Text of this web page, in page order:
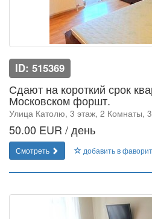
ID: 515369
Сдают на короткий срок
Московском форшт.
Улица Католю, 3 этаж, 2 Комнаты,
50.00 EUR / день
Смотреть добавить в